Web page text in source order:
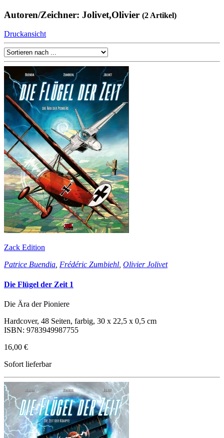
Autoren/Zeichner: Jolivet,Olivier (2 Artikel)
Druckansicht
Zack Edition
Patrice Buendia, Frédéric Zumbiehl, Olivier Jolivet
Die Flügel der Zeit 1
Die Ära der Pioniere
Hardcover, 48 Seiten, farbig, 30 x 22,5 x 0,5 cm
ISBN: 9783949987755
16,00 €
Sofort lieferbar